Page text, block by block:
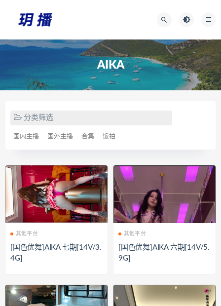
AIKA
分类筛选
国内主播 国外主播 合集 饭拍
其他平台
[国色优舞]AIKA 七期[14V/3.
4G]
其他平台
[国色优舞]AIKA 六期[14V/5.
9G]